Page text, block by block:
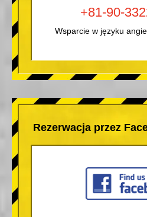
+81-90-
Wsparcie w języku
Rezerwacja przez